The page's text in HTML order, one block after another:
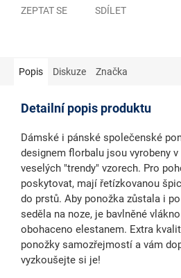
ZEPTAT SE SDÍLET
Popis Diskuze Značka
Detailní popis produktu
Dámské i pánské společenské
designem florbalu jsou vyrobeny
veselých "trendy" vzorech. Pro
poskytovat, mají řetízkovanou
do prstů. Aby ponožka zůstala i
seděla na noze, je bavlněné
obohaceno elestanem. Extra
ponožky samozřejmostí a vám
vyzkoušejte si je!